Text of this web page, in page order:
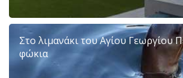
Στο λιμανάκι του Αγίου Γεωργίου
φώκια